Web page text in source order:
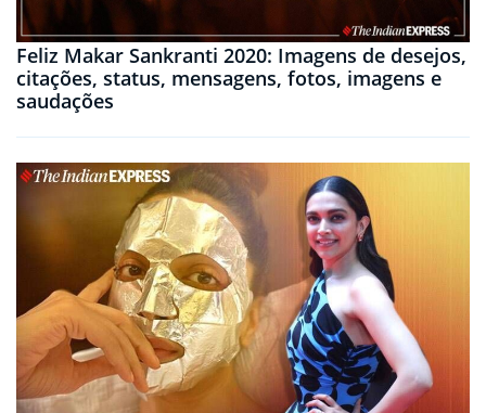
Feliz Makar Sankranti 2020: Imagens de desejos,
citações, status, mensagens, fotos, imagens e
saudações